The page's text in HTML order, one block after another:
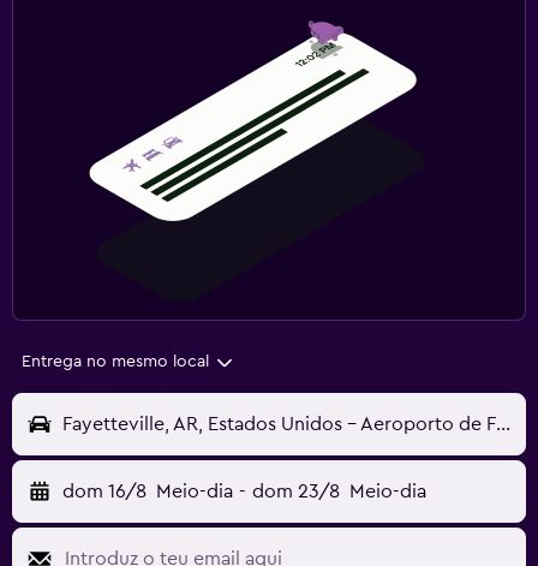
Entrega no mesmo local
Fayetteville, AR, Estados Unidos - Aeroporto de Fayetteville Northwest Arkansas Rgn (XNA)
dom 16/8 Meio-dia - dom 23/8 Meio-dia